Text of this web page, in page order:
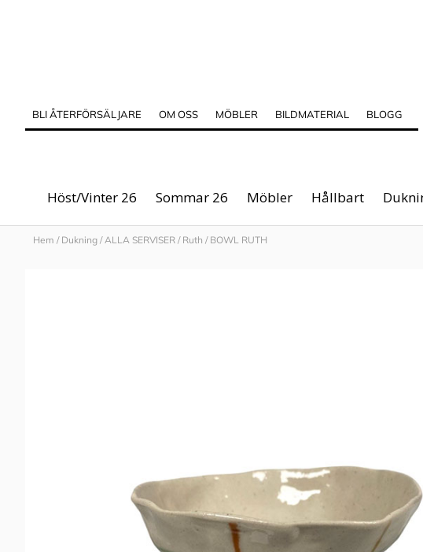
BLI ÅTERFÖRSÄLJARE OM OSS MÖBLER BILDMATERIAL BLOGG
Höst/Vinter 26 Sommar 26 Möbler Hållbart
Hem / Dukning / ALLA SERVISER / Ruth / BOWL RUTH